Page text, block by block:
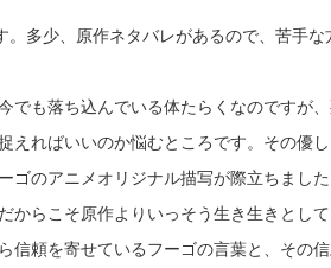
。多少、原作ネタバレがあるので、苦手な
も落ち込んでいる体たらくなのですが、
えればいいのか悩むところです。 その優
ゴのアニメオリジナル描写が際立ちました
だからこそ原作よりいっそう生き生きとして
信頼を寄せているフーゴの言葉と、 その